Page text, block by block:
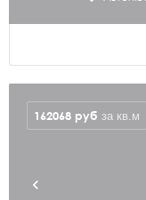
162068 руб за кв.м